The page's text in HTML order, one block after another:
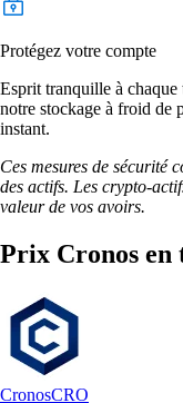
Protégez votre compte
Esprit tranquille à
notre stockage à froid de
instant.
Ces mesures de sécurité
des actifs. Les crypto-
valeur de vos avoirs.
Prix Cronos en
CronosCRO